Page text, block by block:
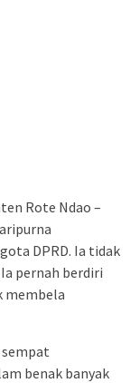
Rote Ndao –
DPRD. Ia tidak
pernah berdiri
membela
benak banyak